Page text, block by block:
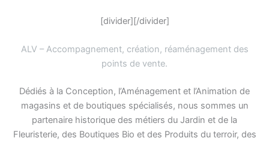
[divider][/divider]
ALV – Accompagnement, création, réaménagement des
points de vente.
Dédiés à la Conception, l’Aménagement et l’Animation de
magasins et de boutiques spécialisés, nous sommes un
partenaire historique des métiers du Jardin et de la
Fleuristerie, des Boutiques Bio et des Produits du terroir, des